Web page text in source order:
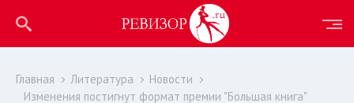
Главная Литература
Новости
Изменения постигнут формат премии "Большая книга"